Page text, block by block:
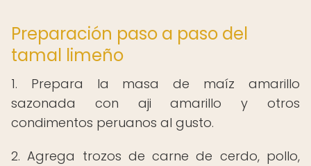
Preparación paso a paso del
tamal limeño
1. Prepara la masa de maíz amarillo
sazonada con aji amarillo y otros
condimentos peruanos al gusto.
2. Agrega trozos de carne de cerdo, pollo,